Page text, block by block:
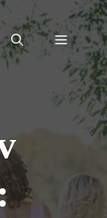
Menu